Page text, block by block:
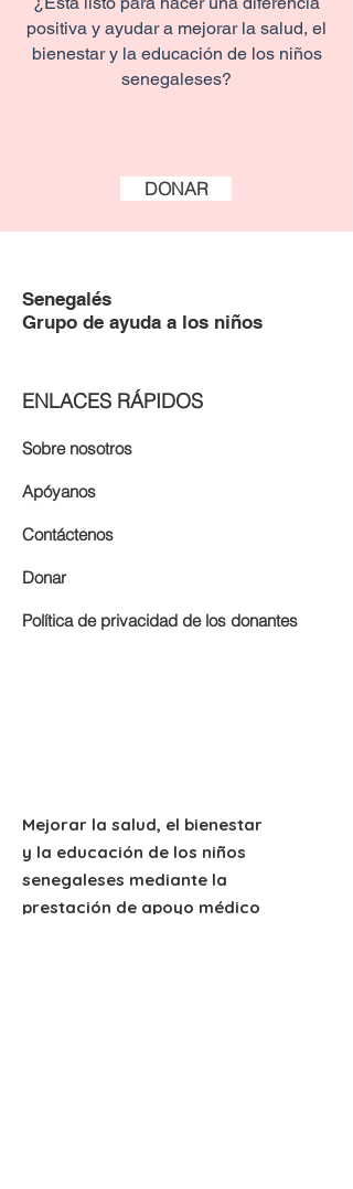
positiva y ayudar a mejorar la salud, el
bienestar y la educación de los niños
senegaleses?
DONAR
Senegalés
Grupo de ayuda a los niños
ENLACES RÁPIDOS
Sobre nosotros
Apóyanos
Contáctenos
Donar
Política de privacidad de los donantes
Mejorar la salud, el bienestar
y la educación de los niños
senegaleses mediante la
prestación de apoyo médico